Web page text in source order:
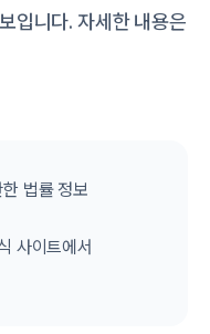
입니다. 자세한 내용은
법률 정보
사이트에서